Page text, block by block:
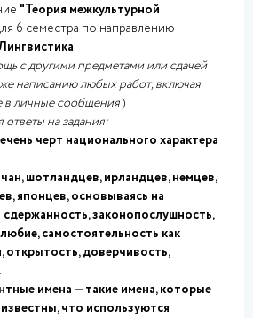
"Теория межкультурной
6 семестра по направлению
с другими предметами или сдачей
же написанию любых работ, включая
в личные сообщения)
на задания:
черт национального характера
шотландцев, ирландцев, немцев,
японцев, основываясь на
законопослушность,
самостоятельность как
открытость, доверчивость,
имена — такие имена, которые
что используются